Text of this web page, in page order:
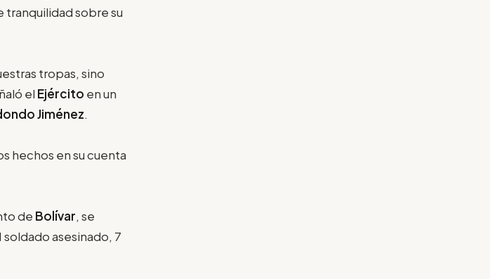
tranquilidad sobre su
tropas, sino
el Ejército en un
Jiménez.
hechos en su cuenta
de Bolívar, se
soldado asesinado, 7